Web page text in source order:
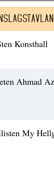
Konsthall
Ahmad
My